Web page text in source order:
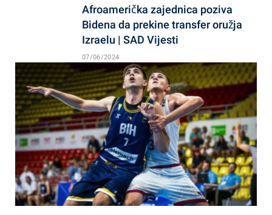
Afroamerička zajednica poziva
Bidena da prekine transfer oružja
Izraelu | SAD Vijesti
07/06/2024